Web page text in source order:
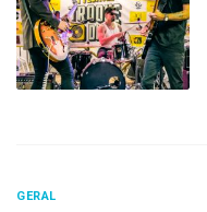
GERAL